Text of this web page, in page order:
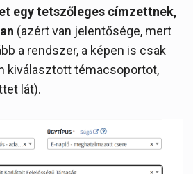
egy tetszőleges címzettnek,
(azért van jelentősége, mert
a rendszer, a képen is csak
kiválasztott témacsoportot,
lát).